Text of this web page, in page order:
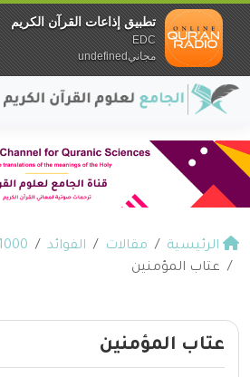
الرئيسية مقالات الفوائد
1000 سؤال وجواب في القرآن
عتاب المؤمنين
عتاب المؤمنين
تطبيق إذاعات القرآن الكريم
EDC
مجانيundefined